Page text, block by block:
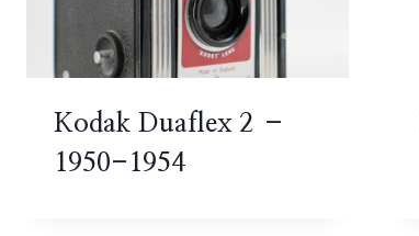
Kodak Duaflex 2 –
1950-1954